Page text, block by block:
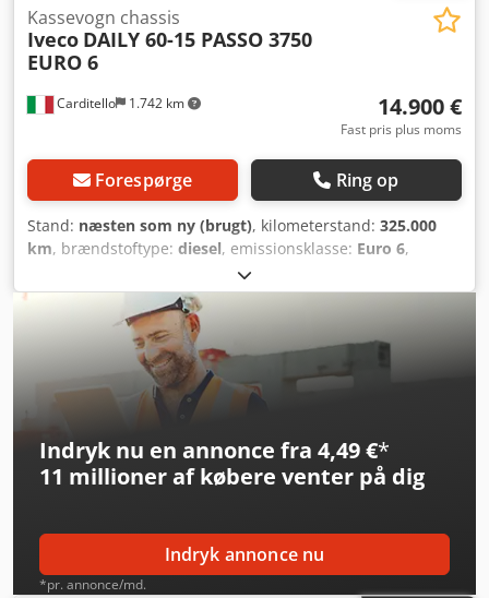
Carditello 1.742 km
Kassevogn chassis
Iveco DAILY 60-15 PASSO 3750
EURO 6
14.900 €
Fast pris plus moms
Forespørge Ring op
Stand: næsten som ny (brugt), kilometerstand: 325.000
km, brændstoftype: diesel, emissionsklasse: Euro 6,
, IVECO DAILY 60-15 Årgang 2018 EURO
6 Kategori C 365.000 km Fri registrering, chassis med
akselafstand 3750 mm, forstærkede bladfjedre, 365.000
km, mulighed for finansiering. Credpfx Ajxt N I Usm Uef
Indryk nu en annonce fra 4,49 €*
11 millioner af købere venter på dig
Indryk annonce nu
*pr. annonce/md.